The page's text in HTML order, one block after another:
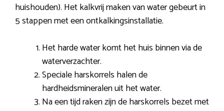
huishouden). Het kalkvrij maken van water gebeurt in
5 stappen met een ontkalkingsinstallatie.
Het harde water komt het huis binnen via de
waterverzachter.
Speciale harskorrels halen de
hardheidsmineralen uit het water.
Na een tijd raken zijn de harskorrels bezet met